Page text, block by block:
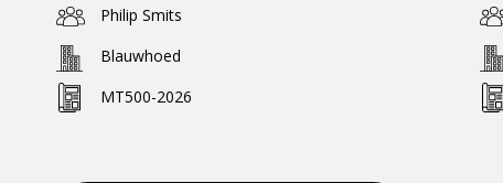
Philip Smits
Blauwhoed
MT500-2026